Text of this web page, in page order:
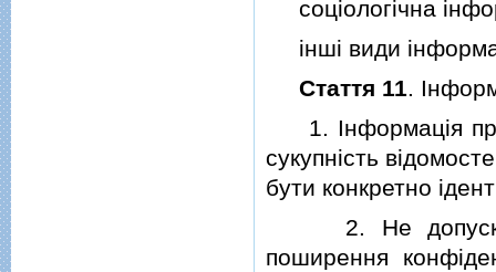
соцiологiчна
iншi види
Стаття 11.
1. Iнформацiя про
сукупнiсть
бути конкретно
2. Не
поширення